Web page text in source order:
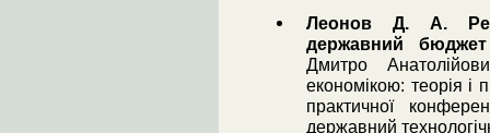
Леонов Д. А.
державний
Дмитро
економікою: теорія і
практичної
державний